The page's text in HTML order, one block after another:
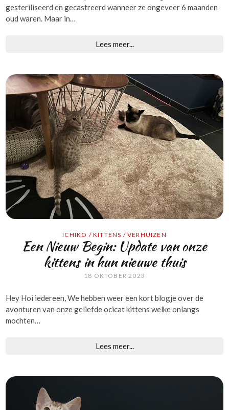
gesteriliseerd en gecastreerd wanneer ze ongeveer 6 maanden
oud waren. Maar in…
Lees meer...
ICHIKO / KITTENS / VERHUIZEN
Een Nieuw Begin: Update van onze
kittens in hun nieuwe thuis
18 OKTOBER 2023
Hey Hoi iedereen, We hebben weer een kort blogje over de
avonturen van onze geliefde ocicat kittens welke onlangs
mochten…
Lees meer...